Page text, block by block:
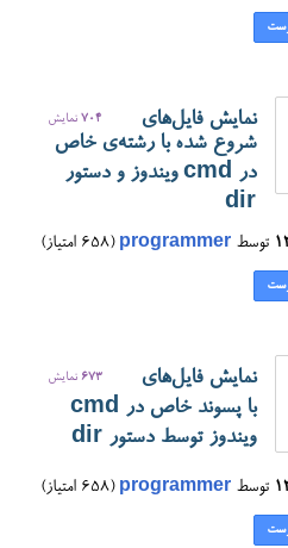
704 نمایش
نمایش فایل‌های
شروع شده با رشته‌ی خاص
در cmd ویندوز و دستور
dir
توسط programmer
(
658 امتیاز)
673 نمایش
نمایش فایل‌های
با پسوند خاص در cmd
ویندوز توسط دستور dir
توسط programmer
(
658 امتیاز)